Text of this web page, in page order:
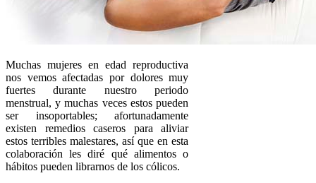
Muchas mujeres en edad reproductiva
nos vemos afectadas por dolores muy
fuertes durante nuestro periodo
menstrual, y muchas veces estos pueden
ser insoportables; afortunadamente
existen remedios caseros para aliviar
estos terribles malestares, así que en esta
colaboración les diré qué alimentos o
hábitos pueden librarnos de los cólicos.